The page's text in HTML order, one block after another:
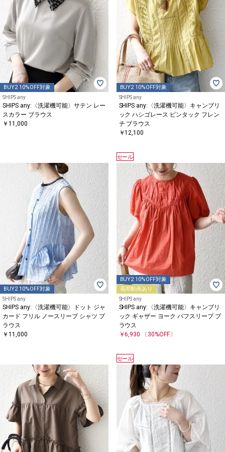
BUY2 10%OFF対象
SHIPS any
SHIPS any:〈洗濯機可能〉サテン レー
スカラー ブラウス
￥11,000
BUY2 10%OFF対象
SHIPS any
SHIPS any:〈洗濯機可能〉キャンブリ
ック ハシゴレース ピンタック フレン
チ ブラウス
￥12,100
BUY2 10%OFF対象
SHIPS any
SHIPS any:〈洗濯機可能〉ドット ジャ
カード フリル ノースリーブ シャツ ブ
ラウス
￥11,000
セール
BUY2 10%OFF対象
着用動画あり
SHIPS any
SHIPS any:〈洗濯機可能〉キャンブリ
ック ギャザー ヨーク パフスリーブ ブ
ラウス
￥6,930
〔30%OFF〕
セール